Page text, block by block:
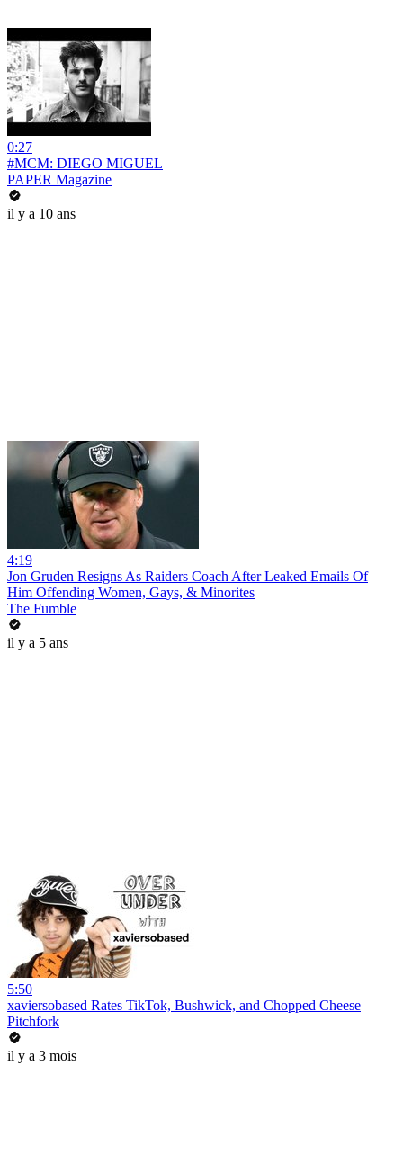
0:27
#MCM: DIEGO MIGUEL
PAPER Magazine
il y a 10 ans
4:19
Jon Gruden Resigns As Raiders Coach After Leaked Emails Of
Him Offending Women, Gays, & Minorites
The Fumble
il y a 5 ans
5:50
xaviersobased Rates TikTok, Bushwick, and Chopped Cheese
Pitchfork
il y a 3 mois